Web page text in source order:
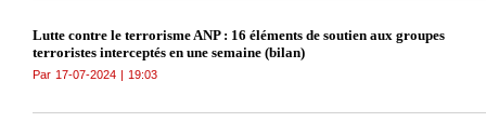
Lutte contre le terrorisme ANP : 16 éléments de soutien aux groupes
terroristes interceptés en une semaine (bilan)
Par 17-07-2024 | 19:03